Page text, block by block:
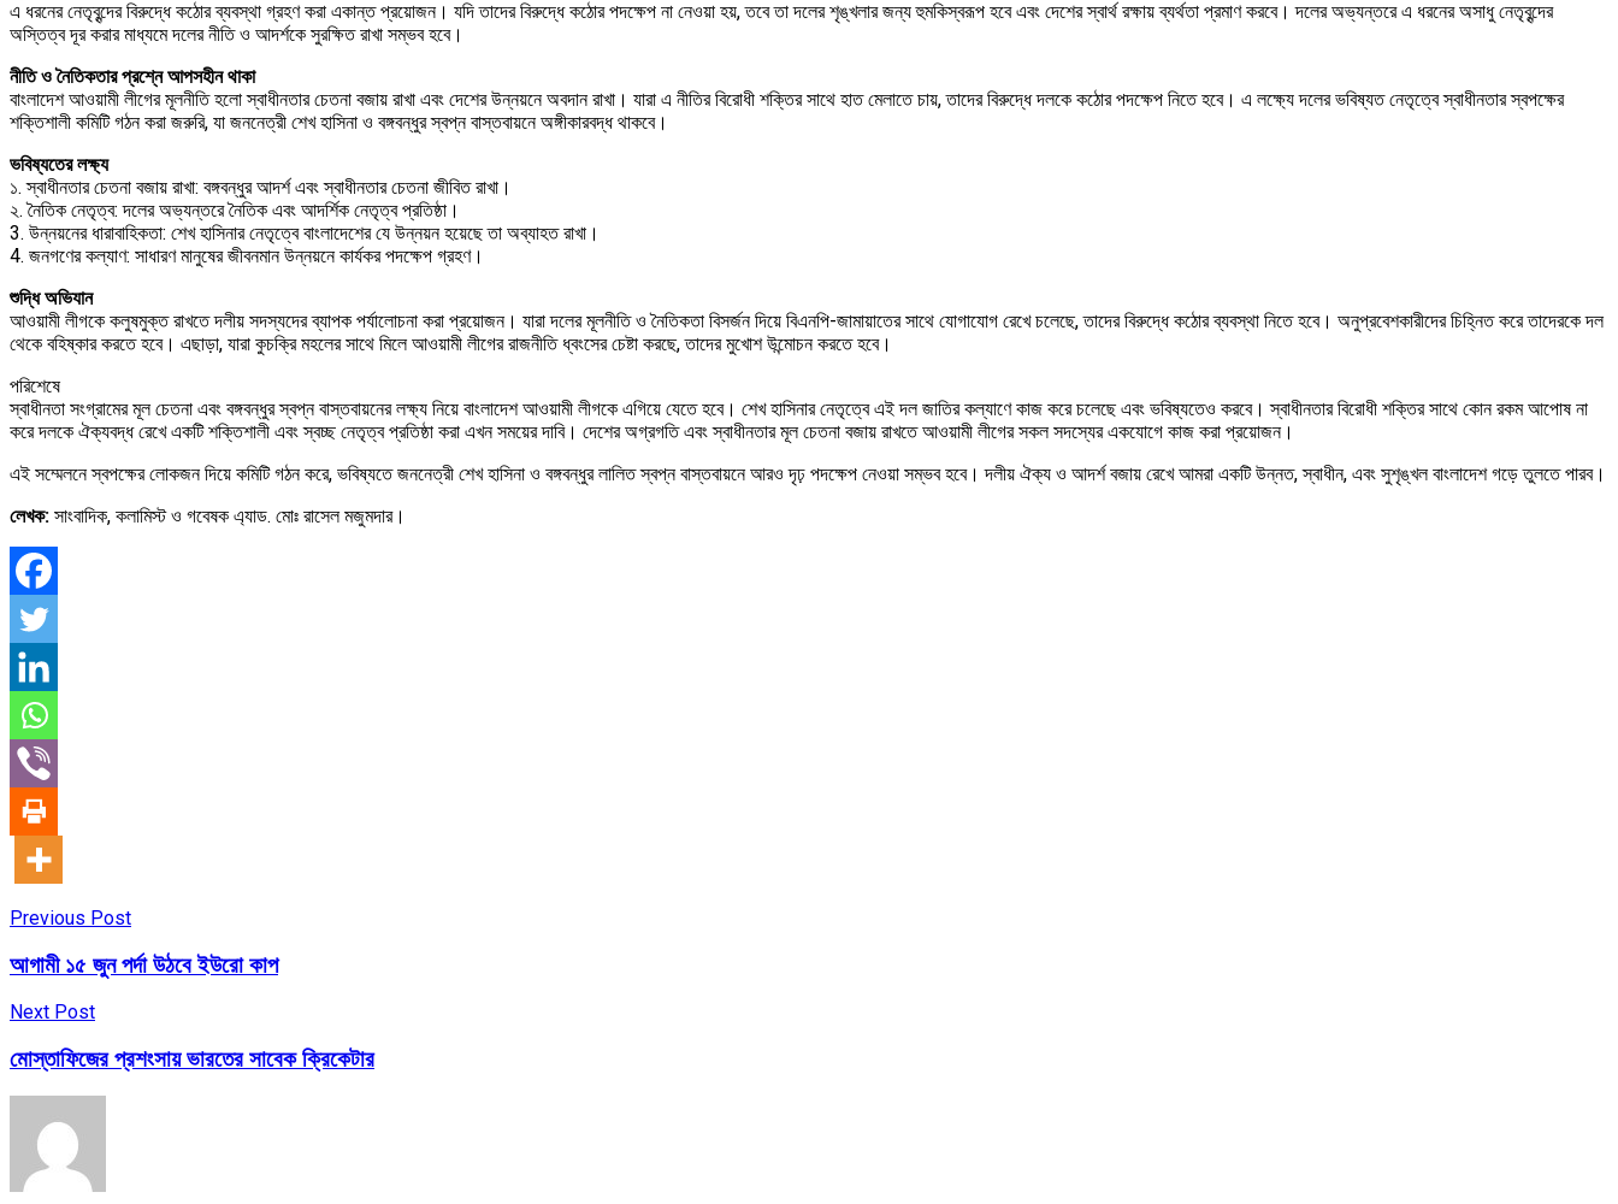
এ ধরনের নেতৃবৃন্দের বিরুদ্ধে কঠোর ব্যবস্থা গ্রহণ করা একান্ত প্রয়োজন। যদি তাদের বিরুদ্ধে কঠোর পদক্ষেপ না নেওয়া হয়, তবে তা দলের শৃঙ্খলার জন্য হুমকিস্বরূপ হবে এবং দেশের স্বার্থ রক্ষায় ব্যর্থতা প্রমাণ করবে। দলের অভ্যন্তরে এ ধরনের অসাধু নেতৃবৃন্দের
অস্তিত্ব দূর করার মাধ্যমে দলের নীতি ও আদর্শকে সুরক্ষিত রাখা সম্ভব হবে।
নীতি ও নৈতিকতার প্রশ্নে আপসহীন থাকা
বাংলাদেশ আওয়ামী লীগের মূলনীতি হলো স্বাধীনতার চেতনা বজায় রাখা এবং দেশের উন্নয়নে অবদান রাখা। যারা এ নীতির বিরোধী শক্তির সাথে হাত মেলাতে চায়, তাদের বিরুদ্ধে দলকে কঠোর পদক্ষেপ নিতে হবে। এ লক্ষ্যে দলের ভবিষ্যত নেতৃত্বে স্বাধীনতার স্বপক্ষের
শক্তিশালী কমিটি গঠন করা জরুরি, যা জননেত্রী শেখ হাসিনা ও বঙ্গবন্ধুর স্বপ্ন বাস্তবায়নে অঙ্গীকারবদ্ধ থাকবে।
ভবিষ্যতের লক্ষ্য
১. স্বাধীনতার চেতনা বজায় রাখা: বঙ্গবন্ধুর আদর্শ এবং স্বাধীনতার চেতনা জীবিত রাখা।
২. নৈতিক নেতৃত্ব: দলের অভ্যন্তরে নৈতিক এবং আদর্শিক নেতৃত্ব প্রতিষ্ঠা।
3. উন্নয়নের ধারাবাহিকতা: শেখ হাসিনার নেতৃত্বে বাংলাদেশের যে উন্নয়ন হয়েছে তা অব্যাহত রাখা।
4. জনগণের কল্যাণ: সাধারণ মানুষের জীবনমান উন্নয়নে কার্যকর পদক্ষেপ গ্রহণ।
শুদ্ধি অভিযান
আওয়ামী লীগকে কলুষমুক্ত রাখতে দলীয় সদস্যদের ব্যাপক পর্যালোচনা করা প্রয়োজন। যারা দলের মূলনীতি ও নৈতিকতা বিসর্জন দিয়ে বিএনপি-জামায়াতের সাথে যোগাযোগ রেখে চলেছে, তাদের বিরুদ্ধে কঠোর ব্যবস্থা নিতে হবে। অনুপ্রবেশকারীদের চিহ্নিত করে তাদেরকে দল
থেকে বহিষ্কার করতে হবে। এছাড়া, যারা কুচক্রি মহলের সাথে মিলে আওয়ামী লীগের রাজনীতি ধ্বংসের চেষ্টা করছে, তাদের মুখোশ উন্মোচন করতে হবে।
পরিশেষে
স্বাধীনতা সংগ্রামের মূল চেতনা এবং বঙ্গবন্ধুর স্বপ্ন বাস্তবায়নের লক্ষ্য নিয়ে বাংলাদেশ আওয়ামী লীগকে এগিয়ে যেতে হবে। শেখ হাসিনার নেতৃত্বে এই দল জাতির কল্যাণে কাজ করে চলেছে এবং ভবিষ্যতেও করবে। স্বাধীনতার বিরোধী শক্তির সাথে কোন রকম আপোষ না
করে দলকে ঐক্যবদ্ধ রেখে একটি শক্তিশালী এবং স্বচ্ছ নেতৃত্ব প্রতিষ্ঠা করা এখন সময়ের দাবি। দেশের অগ্রগতি এবং স্বাধীনতার মূল চেতনা বজায় রাখতে আওয়ামী লীগের সকল সদস্যের একযোগে কাজ করা প্রয়োজন।
এই সম্মেলনে স্বপক্ষের লোকজন দিয়ে কমিটি গঠন করে, ভবিষ্যতে জননেত্রী শেখ হাসিনা ও বঙ্গবন্ধুর লালিত স্বপ্ন বাস্তবায়নে আরও দৃঢ় পদক্ষেপ নেওয়া সম্ভব হবে। দলীয় ঐক্য ও আদর্শ বজায় রেখে আমরা একটি উন্নত, স্বাধীন, এবং সুশৃঙ্খল বাংলাদেশ গড়ে তুলতে পারব।
লেখক: সাংবাদিক, কলামিস্ট ও গবেষক এ্যাড. মোঃ রাসেল মজুমদার।
Previous Post
আগামী ১৫ জুন পর্দা উঠবে ইউরো কাপ
Next Post
মোস্তাফিজের প্রশংসায় ভারতের সাবেক ক্রিকেটার